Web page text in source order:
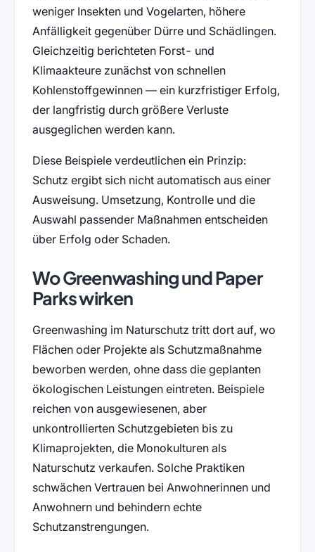
weniger Insekten und Vogelarten, höhere
Anfälligkeit gegenüber Dürre und Schädlingen.
Gleichzeitig berichteten Forst- und
Klimaakteure zunächst von schnellen
Kohlenstoffgewinnen — ein kurzfristiger Erfolg,
der langfristig durch größere Verluste
ausgeglichen werden kann.
Diese Beispiele verdeutlichen ein Prinzip:
Schutz ergibt sich nicht automatisch aus einer
Ausweisung. Umsetzung, Kontrolle und die
Auswahl passender Maßnahmen entscheiden
über Erfolg oder Schaden.
Wo Greenwashing und Paper
Parks wirken
Greenwashing im Naturschutz tritt dort auf, wo
Flächen oder Projekte als Schutzmaßnahme
beworben werden, ohne dass die geplanten
ökologischen Leistungen eintreten. Beispiele
reichen von ausgewiesenen, aber
unkontrollierten Schutzgebieten bis zu
Klimaprojekten, die Monokulturen als
Naturschutz verkaufen. Solche Praktiken
schwächen Vertrauen bei Anwohnerinnen und
Anwohnern und behindern echte
Schutzanstrengungen.